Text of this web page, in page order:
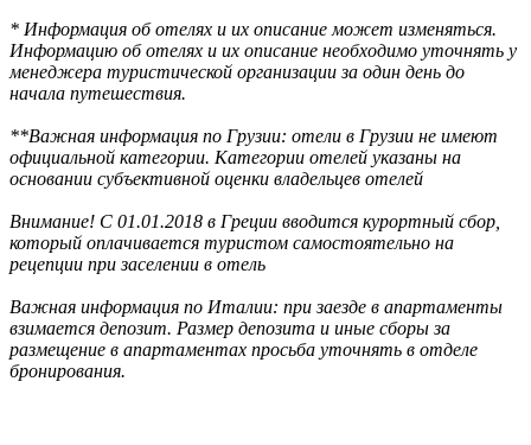
* Информация об отелях и их описание может изменяться.
Информацию об отелях и их описание необходимо уточнять у
менеджера туристической организации за один день до
начала путешествия.
**Важная информация по Грузии: отели в Грузии не имеют
официальной категории. Категории отелей указаны на
основании субъективной оценки владельцев отелей
Внимание! С 01.01.2018 в Греции вводится курортный сбор,
который оплачивается туристом самостоятельно на
рецепции при заселении в отель
Важная информация по Италии: при заезде в апартаменты
взимается депозит. Размер депозита и иные сборы за
размещение в апартаментах просьба уточнять в отделе
бронирования.